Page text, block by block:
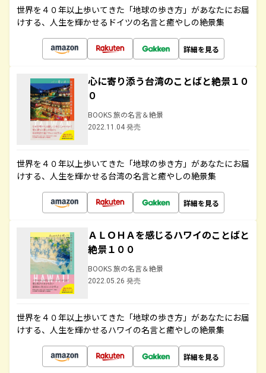
世界を４０年以上歩いてきた「地球の歩き方」があなたにお届
けする、人生を輝かせるドイツの名言と癒やしの絶景集
詳細を見る
心に寄り添う台湾のことばと絶景１０
０
BOOKS 旅の名言＆絶景
2022.11.04 発売
世界を４０年以上歩いてきた「地球の歩き方」があなたにお届
けする、人生を輝かせる台湾の名言と癒やしの絶景集
詳細を見る
ＡＬＯＨＡを感じるハワイのことばと
絶景１００
BOOKS 旅の名言＆絶景
2022.05.26 発売
世界を４０年以上歩いてきた「地球の歩き方」があなたにお届
けする、人生を輝かせるハワイの名言と癒やしの絶景集
詳細を見る